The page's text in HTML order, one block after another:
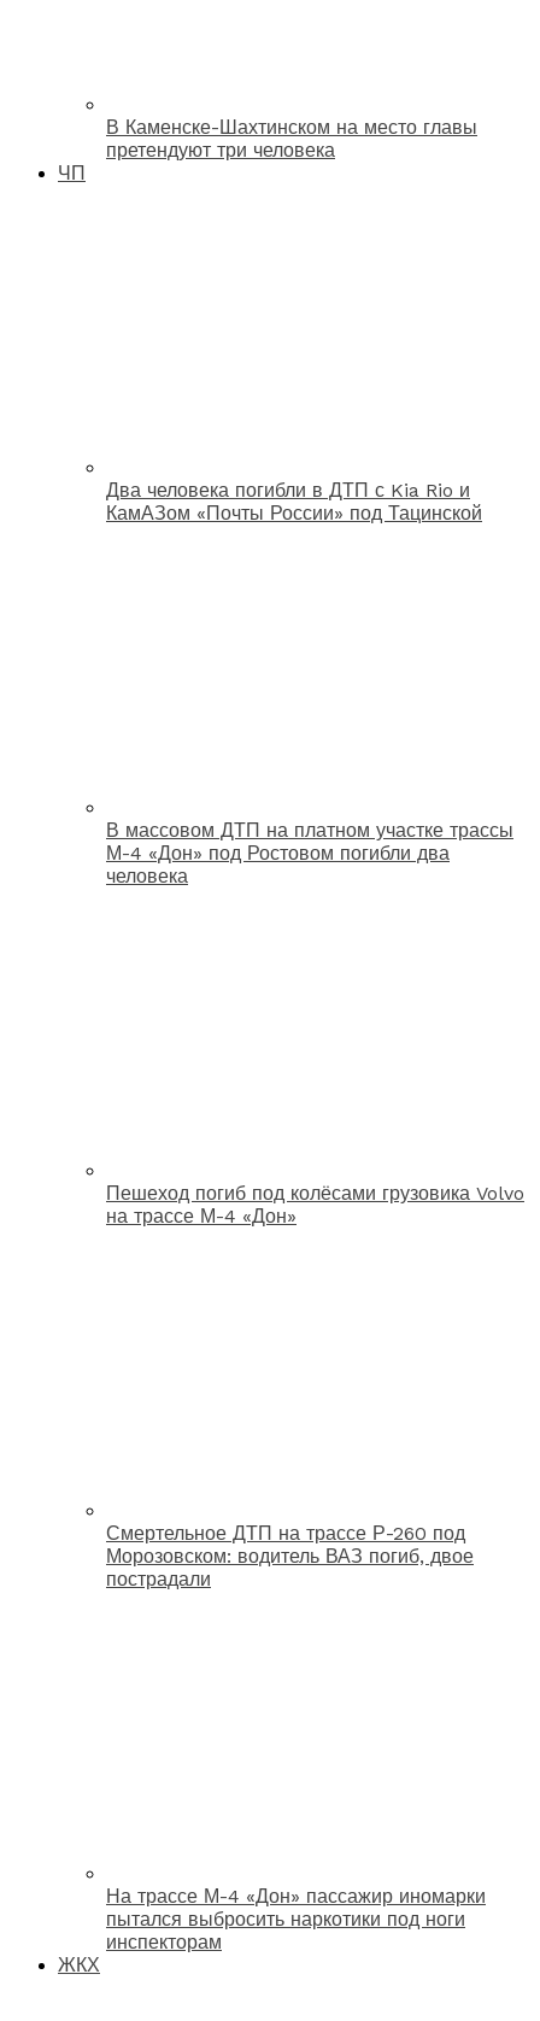
В Каменске-Шахтинском на место главы
претендуют три человека
ЧП
Два человека погибли в ДТП с Kia Rio и
КамАЗом «Почты России» под Тацинской
В массовом ДТП на платном участке трассы
М-4 «Дон» под Ростовом погибли два
человека
Пешеход погиб под колёсами грузовика Volvo
на трассе М-4 «Дон»
Смертельное ДТП на трассе Р-260 под
Морозовском: водитель ВАЗ погиб, двое
пострадали
На трассе М-4 «Дон» пассажир иномарки
пытался выбросить наркотики под ноги
инспекторам
ЖКХ